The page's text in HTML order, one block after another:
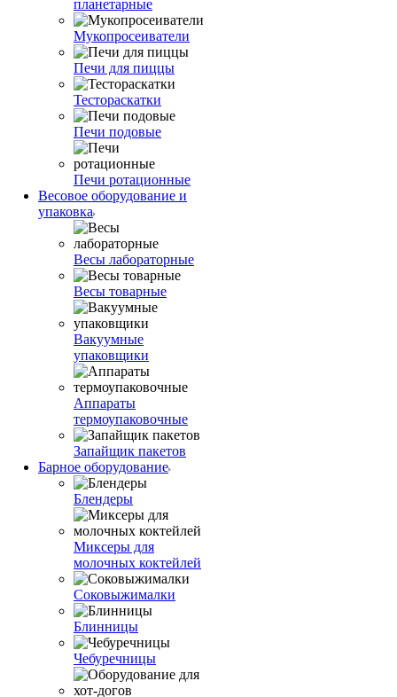
планетарные
Мукопросеиватели
Печи для пиццы
Тестораскатки
Печи подовые
Печи ротационные
Весовое оборудование и
упаковка
Весы лабораторные
Весы товарные
Вакуумные
упаковщики
Аппараты
термоупаковочные
Запайщик пакетов
Барное оборудование
Блендеры
Миксеры для
молочных коктейлей
Соковыжималки
Блинницы
Чебуречницы